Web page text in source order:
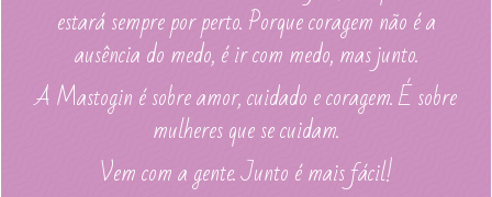
estará sempre por perto. Porque coragem não é a
ausência do medo, é ir com medo, mas junto.
A Mastogin é sobre amor, cuidado e coragem. É sobre
mulheres que se cuidam.
Vem com a gente. Junto é mais fácil!